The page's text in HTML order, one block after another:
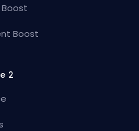
Boost
2